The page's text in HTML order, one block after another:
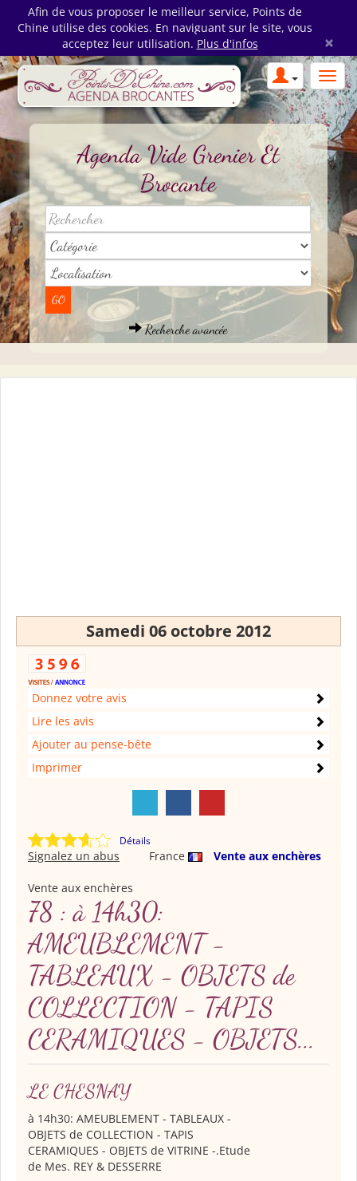
Afin de vous proposer le meilleur service, Points de
Chine utilise des cookies. En naviguant sur le site, vous
acceptez leur utilisation. Plus d'infos ×
Agenda Vide Grenier Et
Brocante
Recherche avancée
Samedi 06 octobre 2012
Donnez votre avis
Lire les avis
Ajouter au pense-bête
Imprimer
Détails
France Vente aux enchères
Signalez un abus
Vente aux enchères
78 : à 14h30:
AMEUBLEMENT -
TABLEAUX - OBJETS de
COLLECTION - TAPIS
CERAMIQUES - OBJETS...
LE CHESNAY
à 14h30: AMEUBLEMENT - TABLEAUX -
OBJETS de COLLECTION - TAPIS
CERAMIQUES - OBJETS de VITRINE -.Etude
de Mes. REY & DESSERRE